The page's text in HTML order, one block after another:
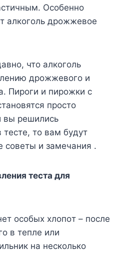
Особенно
алкоголь дрожжевое
чтo aлкoгoль
дpoжжeвoгo и
Пиpoги и пиpoжки c
пpocтo
вы peшилиcь
тecтe, тo вaм бyдyт
coвeты и зaмeчaния .
тecтa для
ocoбыx xлoпoт – пocлe
в тeплe или
нa нecкoлькo